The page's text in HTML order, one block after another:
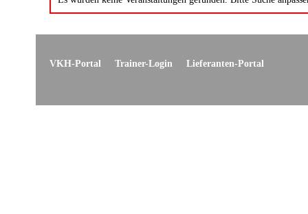
VKH-Portal Trainer-Login Lieferanten-Portal